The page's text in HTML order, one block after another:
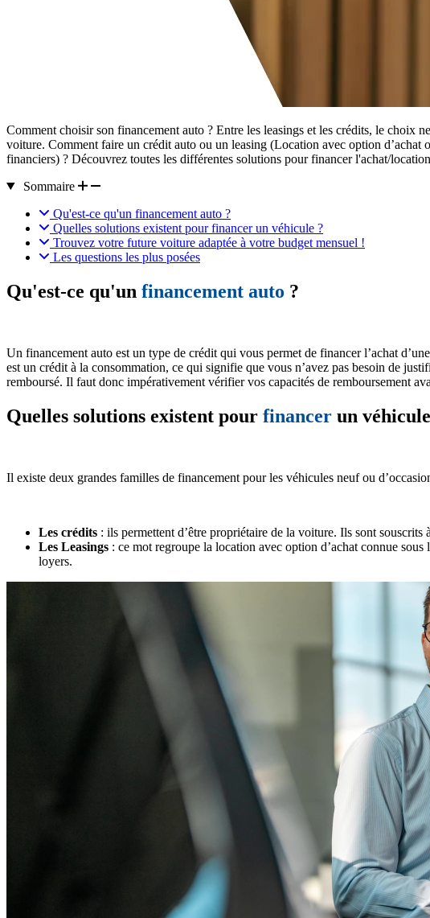
Comment choisir son financement auto ? Entre les leasings et les crédits, le choix
voiture. Comment faire un crédit auto ou un leasing (Location avec option
financiers) ? Découvrez toutes les différentes solutions pour financer l'achat/
Sommaire
Qu'est-ce qu'un financement auto ?
Quelles solutions existent pour financer un véhicule ?
Trouvez votre future voiture adaptée à votre budget mensuel !
Les questions les plus posées
Qu'est-ce qu'un financement auto ?
Un financement auto est un type de crédit qui vous permet de financer l’achat
est un crédit à la consommation, ce qui signifie que vous n’avez pas besoin de
remboursé. Il faut donc impérativement vérifier vos capacités de remboursement
Quelles solutions existent pour financer un
Il existe deux grandes familles de financement pour les véhicules neuf ou
Les crédits : ils permettent d’être propriétaire de la voiture. Ils sont
Les Leasings : ce mot regroupe la location avec option d’achat connue
loyers.